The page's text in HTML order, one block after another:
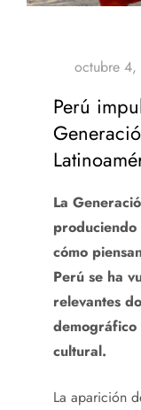
Perú
La
cómo
Perú se ha
relevantes
demográfico
cultural.
La aparición